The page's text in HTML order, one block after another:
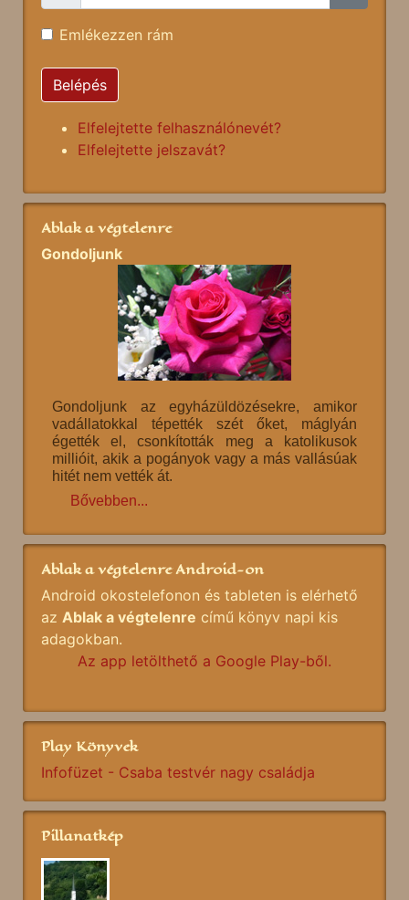
Emlékezzen rám
Belépés
Elfelejtette felhasználónevét?
Elfelejtette jelszavát?
Ablak a végtelenre
Gondoljunk
Gondoljunk az egyházüldözésekre, amikor
vadállatokkal tépették szét őket, máglyán
égették el, csonkították meg a katolikusok
millióit, akik a pogányok vagy a más vallásúak
hitét nem vették át.
Bővebben...
Ablak a végtelenre Android-on
Android okostelefonon és tableten is elérhető
az Ablak a végtelenre című könyv napi kis
adagokban.
Az app letölthető a Google Play-ből.
Play Könyvek
Infofüzet - Csaba testvér nagy családja
Pillanatkép